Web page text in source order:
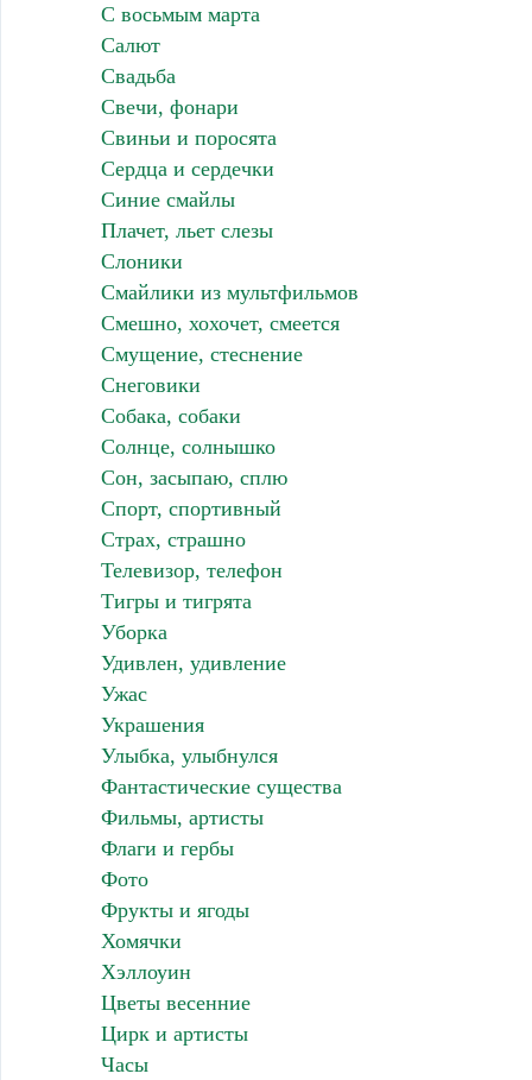
С восьмым марта
Салют
Свадьба
Свечи, фонари
Свиньи и поросята
Сердца и сердечки
Синие смайлы
Плачет, льет слезы
Слоники
Смайлики из мультфильмов
Смешно, хохочет, смеется
Смущение, стеснение
Снеговики
Собака, собаки
Солнце, солнышко
Сон, засыпаю, сплю
Спорт, спортивный
Страх, страшно
Телевизор, телефон
Тигры и тигрята
Уборка
Удивлен, удивление
Ужас
Украшения
Улыбка, улыбнулся
Фантастические существа
Фильмы, артисты
Флаги и гербы
Фото
Фрукты и ягоды
Хомячки
Хэллоуин
Цветы весенние
Цирк и артисты
Часы